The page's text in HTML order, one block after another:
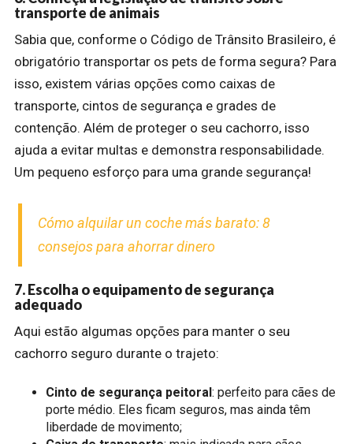
transporte de animais
Sabia que, conforme o Código de Trânsito Brasileiro, é
obrigatório transportar os pets de forma segura? Para
isso, existem várias opções como caixas de
transporte, cintos de segurança e grades de
contenção. Além de proteger o seu cachorro, isso
ajuda a evitar multas e demonstra responsabilidade.
Um pequeno esforço para uma grande segurança!
Cómo alquilar un coche más barato: 8
consejos para ahorrar dinero
7. Escolha o equipamento de segurança
adequado
Aqui estão algumas opções para manter o seu
cachorro seguro durante o trajeto:
Cinto de segurança peitoral : perfeito para cães de
porte médio. Eles ficam seguros, mas ainda têm
liberdade de movimento;